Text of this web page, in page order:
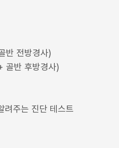
반 전방경사)
반 후방경사)
려주는 진단 테스트